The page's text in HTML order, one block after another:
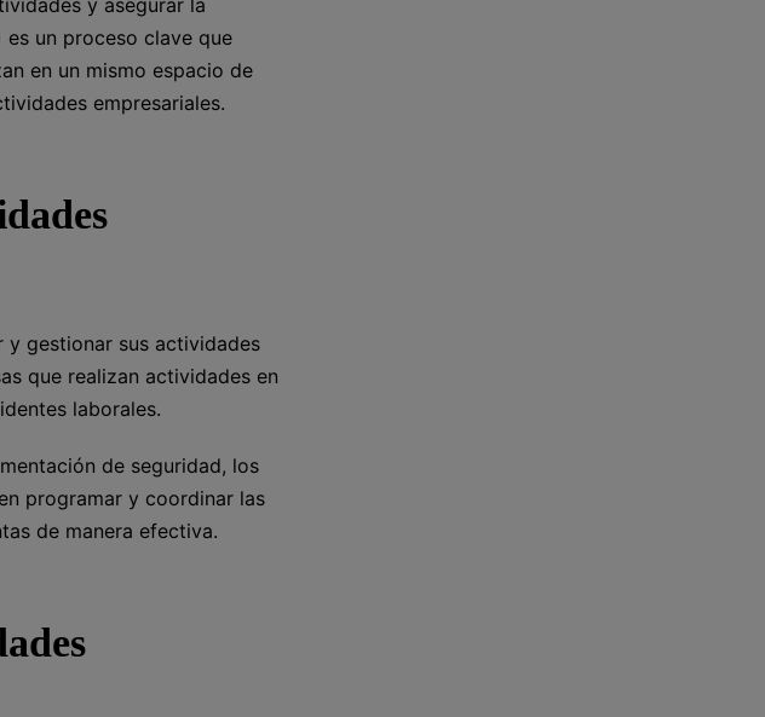
un proceso clave que
en un mismo espacio de
empresariales.
y gestionar sus actividades
que realizan actividades en
laborales.
de seguridad, los
programar y coordinar las
de manera efectiva.